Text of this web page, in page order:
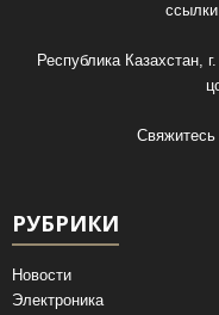
Республика
РУБРИКИ
Новости
Электроника